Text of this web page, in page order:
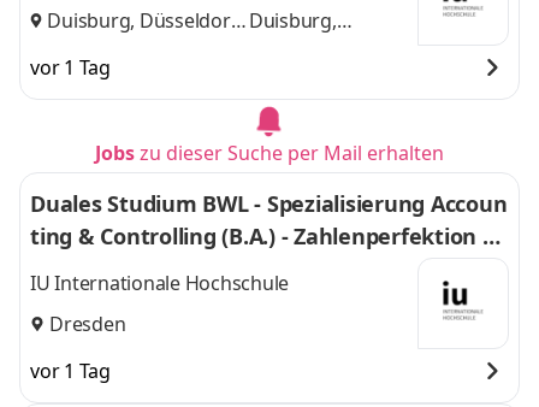
Duisburg, Düsseldorf Duisburg,
vor 1 Tag
Jobszu dieser Suche per Mail erhalten
Duales Studium BWL - Spezialisierung Accoun
ting & Controlling (B.A.) - Zahlenperfektion G
mbH
IU Internationale Hochschule
Dresden
vor 1 Tag